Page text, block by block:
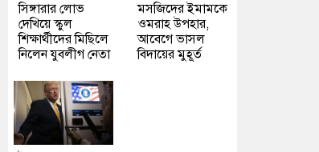
সিঙ্গারার লোভ
দেখিয়ে স্কুল
শিক্ষার্থীদের মিছিলে
নিলেন যুবলীগ নেতা
মসজিদের ইমামকে
ওমরাহ উপহার,
আবেগে ভাসল
বিদায়ের মুহূর্ত